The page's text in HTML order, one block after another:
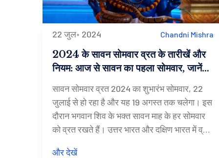
22 जुल॰ 2024 Chandni Mishra
2024 के सावन सोमवार व्रत के तारीखें और
नियम: आज से सावन का पहला सोमवार, जानें
अनुष्ठान और मंत्र
सावन सोमवार व्रत 2024 का शुभारंभ सोमवार, 22
जुलाई से हो रहा है और यह 19 अगस्त तक चलेगा। इस
दौरान भगवान शिव के भक्त सावन माह के हर सोमवार
को व्रत रखते हैं। उत्तर भारत और दक्षिण भारत में व्रत
और देखें